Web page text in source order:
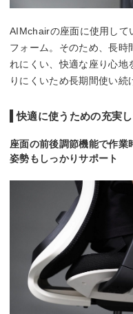
AIMchairの座面に使用して
フォーム。そのため、長時
れにくい、快適な座り心地
りにくいため長期間使い続
快適に使うための充実
座面の前後調節機能で作業
姿勢もしっかりサポート